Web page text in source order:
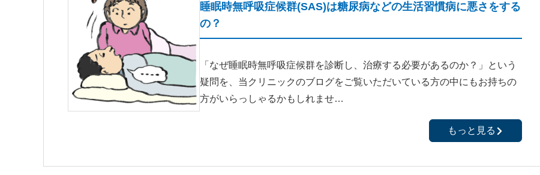
睡眠時無呼吸症候群(SAS)は糖尿病などの生活習慣病に悪さをする
の？
「なぜ睡眠時無呼吸症候群を診断し、治療する必要があるのか？」という
疑問を、当クリニックのブログをご覧いただいている方の中にもお持ちの
方がいらっしゃるかもしれませ…
もっと見る